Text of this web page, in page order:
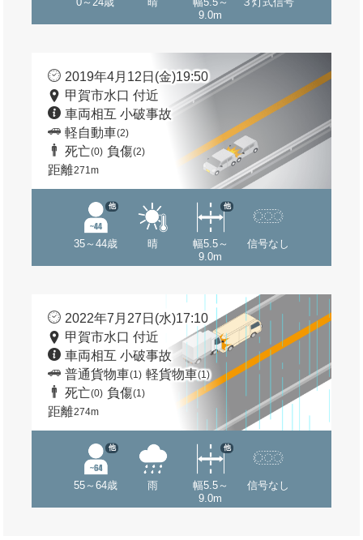
9.0m
2019年4月12日(金)19:50
甲賀市水口 付近
車両相互 小破事故
軽自動車(2)
死亡(0) 負傷(2)
距離271m
35～44歳
他
晴
幅5.5～
9.0m
他
信号なし
2022年7月27日(水)17:10
甲賀市水口 付近
車両相互 小破事故
普通貨物車(1) 軽貨物車(1)
死亡(0) 負傷(1)
距離274m
55～64歳
他
雨
幅5.5～
9.0m
他
信号なし